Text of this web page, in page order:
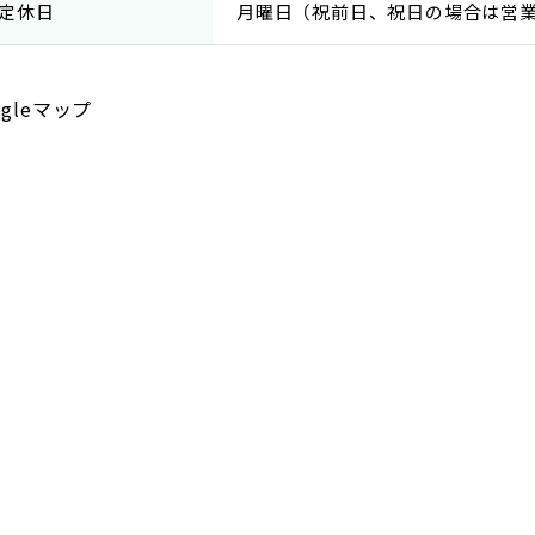
休日 月曜日（祝前日、祝日の場合は営
マップ